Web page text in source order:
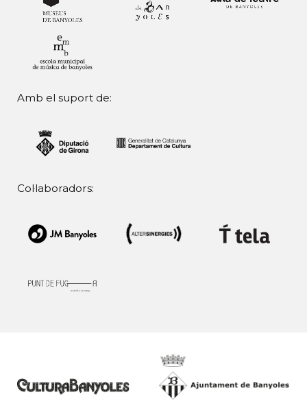
Amb el suport de:
Col·laboradors: